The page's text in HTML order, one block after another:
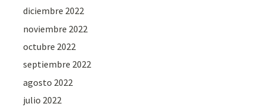
diciembre 2022
noviembre 2022
octubre 2022
septiembre 2022
agosto 2022
julio 2022